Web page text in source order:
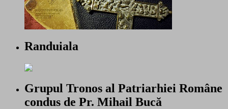
Randuiala
Grupul Tronos al Patriarhiei Române
condus de Pr. Mihail Bucă